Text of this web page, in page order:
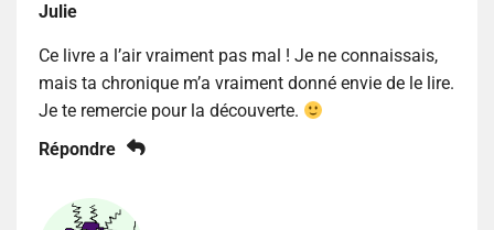
Julie
Ce livre a l’air vraiment pas mal ! Je ne connaissais,
mais ta chronique m’a vraiment donné envie de le lire.
Je te remercie pour la découverte.
Répondre